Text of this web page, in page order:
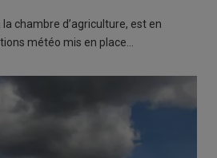
chambre d’agriculture, est en
météo mis en place…